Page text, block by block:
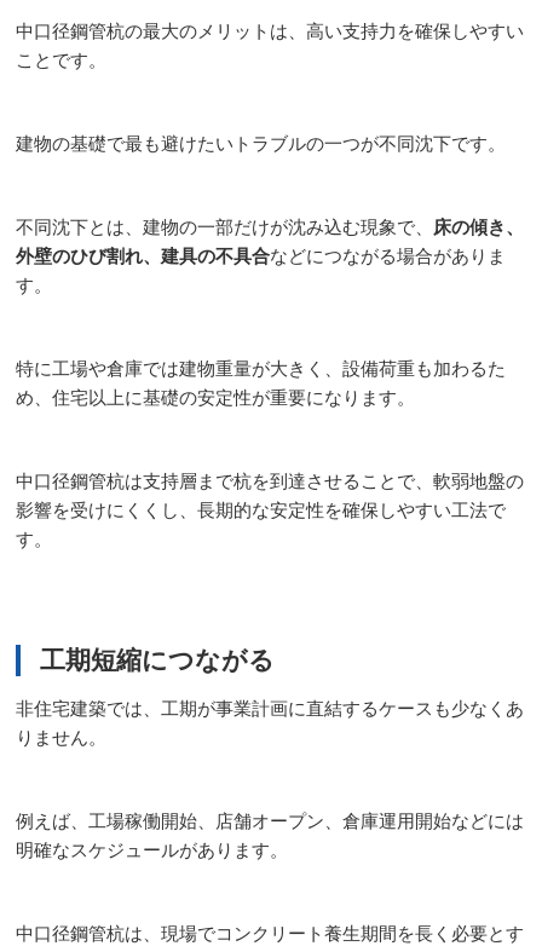
中口径鋼管杭の最大のメリットは、高い支持力を確保しやすい
ことです。
建物の基礎で最も避けたいトラブルの一つが不同沈下です。
不同沈下とは、建物の一部だけが沈み込む現象で、 床の傾き、
外壁のひび割れ、建具の不具合などにつながる場合がありま
す。
特に工場や倉庫では建物重量が大きく、設備荷重も加わるた
め、住宅以上に基礎の安定性が重要になります。
中口径鋼管杭は支持層まで杭を到達させることで、軟弱地盤の
影響を受けにくくし、長期的な安定性を確保しやすい工法で
す。
工期短縮につながる
非住宅建築では、工期が事業計画に直結するケースも少なくあ
りません。
例えば、工場稼働開始、店舗オープン、倉庫運用開始などには
明確なスケジュールがあります。
中口径鋼管杭は、現場でコンクリート養生期間を長く必要とす